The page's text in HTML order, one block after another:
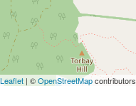
Leaflet | ©OpenStreetMapcontributors